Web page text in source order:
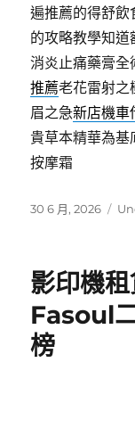
遍推薦的得舒飲
的攻略教學知道
消炎止痛藥膏
推薦老花雷射之
眉之急新店機車
貴草本精華為基
按摩霜
發
30 6 月, 2026
分
影印機
Fasoul
榜